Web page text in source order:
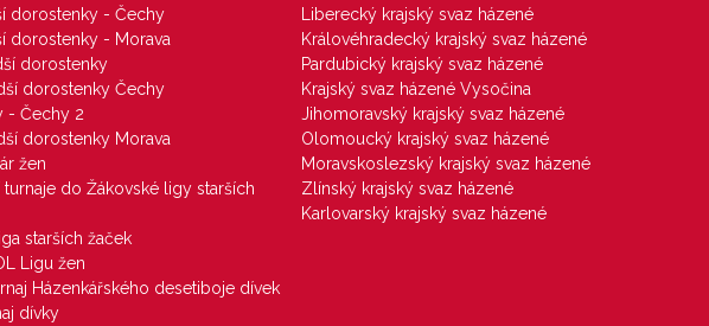
dorostenky - Čechy
dorostenky - Morava
dorostenky
dorostenky Čechy
- Čechy 2
dorostenky Morava
žen
turnaje do Žákovské ligy starších
starších žaček
Ligu žen
Házenkářského desetiboje dívek
dívky
Liberecký krajský svaz házené
Královéhradecký krajský svaz házené
Pardubický krajský svaz házené
Krajský svaz házené Vysočina
Jihomoravský krajský svaz házené
Olomoucký krajský svaz házené
Moravskoslezský krajský svaz házené
Zlínský krajský svaz házené
Karlovarský krajský svaz házené